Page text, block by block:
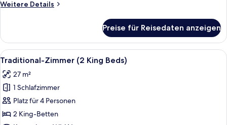
Weitere Details
Weitere
Doppelzimmer,
Kühlschrank
Preise für Reisedaten anzeigen
Alle
Fotos
für
Traditional-
Zimmer
(2
Ein Hotelzimmer mit zwei Betten,
4
Traditional-Zimmer (2 King Beds)
27 m²
1 Schlafzimmer
Platz für 4 Personen
2 King-Betten